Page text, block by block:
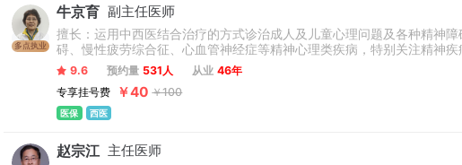
多点执业
牛京育 副主任医师
擅长：运用中西医结合治疗的方式诊治成人及儿童心理问题及各种精神
碍、慢性疲劳综合征、心血管神经症等精神心理类疾病，特别关注精神疾
9.6 预约量 531人 从业 46年
专享挂号费
￥40 ￥100
医保 西医
赵宗江 主任医师